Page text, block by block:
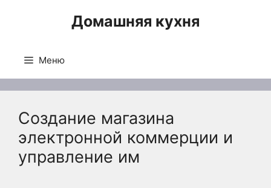
Домашняя кухня
Меню
Создание магазина
электронной коммерции и
управление им